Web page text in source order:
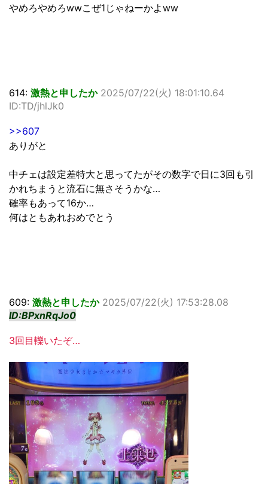
やめろやめろwwこぜ1じゃねーかよww
614: 激熱と申したか 2025/07/22(火) 18:01:10.64
ID:TD/jhlJk0
>>607
ありがと
中チェは設定差特大と思ってたがその数字で日に3回も引
かれちまうと流石に無さそうかな…
確率もあって16か…
何はともあれおめでとう
609: 激熱と申したか 2025/07/22(火) 17:53:28.08
ID:BPxnRqJo0
3回目轢いたぞ…